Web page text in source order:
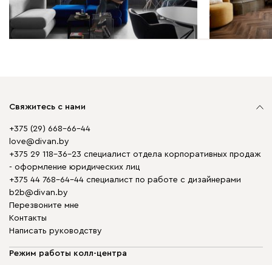
Свяжитесь с нами
+375 (29) 668-66-44
love@divan.by
+375 29 118-36-23 специалист отдела корпоративных продаж
- оформление юридических лиц
+375 44 768-64-44 специалист по работе с дизайнерами
b2b@divan.by
Перезвоните мне
Контакты
Написать руководству
Режим работы колл-центра